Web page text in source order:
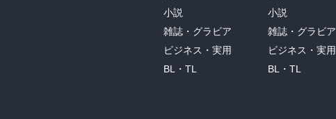
小説
雑誌・グラビア
ビジネス・実用
BL・TL
小説
雑誌・グラビア
ビジネス・実用
BL・TL